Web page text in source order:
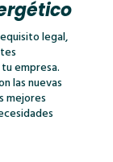
legal,
empresa.
las nuevas
mejores